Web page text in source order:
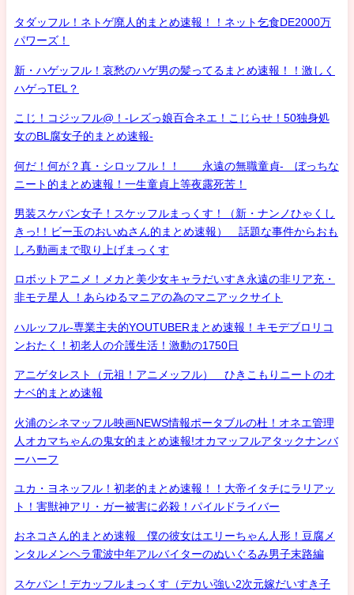
タダッフル！ネトゲ廃人的まとめ速報！！ネット乞食DE2000万
パワーズ！
新・ハゲッフル！哀愁のハゲ男の髪ってるまとめ速報！！激しく
ハゲっTEL？
こじ！コジッフル@！-レズっ娘百合ネエ！こじらせ！50独身処
女のBL腐女子的まとめ速報-
何だ！何が？真・シロッフル！！ 永遠の無職童貞- ぼっちな
ニート的まとめ速報！一生童貞上等夜露死苦！
男装スケバン女子！スケッフルまっくす！（新・ナンノひゃくし
きっ!！ビー玉のおいぬさん的まとめ速報） 話題な事件からおも
しろ動画まで取り上げまっくす
ロボットアニメ！メカと美少女キャラだいすき永遠の非リア充・
非モテ星人 ！あらゆるマニアの為のマニアックサイト
ハルッフル-専業主夫的YOUTUBERまとめ速報！キモデブロリコ
ンおたく！初老人の介護生活！激動の1750日
アニゲタレスト（元祖！アニメッフル） ひきこもりニートのオ
ナベ的まとめ速報
火浦のシネマッフル映画NEWS情報ポータブルの杜！オネエ管理
人オカマちゃんの鬼女的まとめ速報!オカマッフルアタックナンバ
ーハーフ
ユカ・ヨネッフル！初老的まとめ速報！！大帝イタチにラリアッ
ト！害獣神アリ・ガー被害に必殺！パイルドライバー
おネコさん的まとめ速報 僕の彼女はエリーちゃん人形！豆腐メ
ンタルメンヘラ電波中年アルバイターのぬいぐるみ男子末路編
スケバン！デカッフルまっくす（デカい強い2次元嫁だいすき子